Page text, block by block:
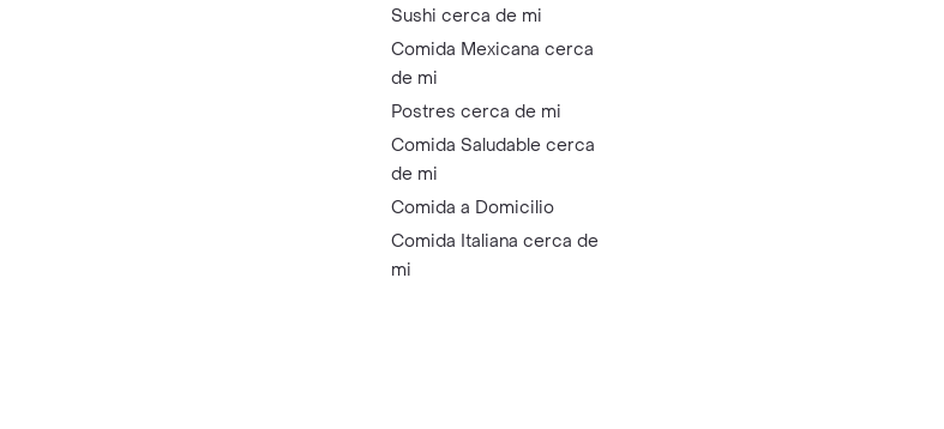
Sushi cerca de mi
Comida Mexicana cerca
de mi
Postres cerca de mi
Comida Saludable cerca
de mi
Comida a Domicilio
Comida Italiana cerca de
mi